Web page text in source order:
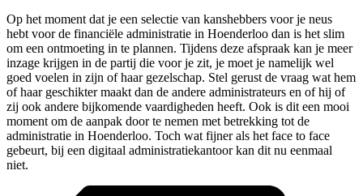
Op het moment dat je een selectie van kanshebbers voor je neus
hebt voor de financiële administratie in Hoenderloo dan is het slim
om een ontmoeting in te plannen. Tijdens deze afspraak kan je meer
inzage krijgen in de partij die voor je zit, je moet je namelijk wel
goed voelen in zijn of haar gezelschap. Stel gerust de vraag wat hem
of haar geschikter maakt dan de andere administrateurs en of hij of
zij ook andere bijkomende vaardigheden heeft. Ook is dit een mooi
moment om de aanpak door te nemen met betrekking tot de
administratie in Hoenderloo. Toch wat fijner als het face to face
gebeurt, bij een digitaal administratiekantoor kan dit nu eenmaal
niet.